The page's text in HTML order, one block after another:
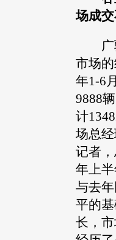
场成
广
市场
年1-6
9888
计
场总
记者
年上
与去
平的
长，